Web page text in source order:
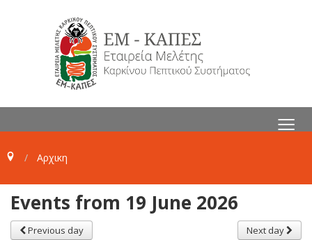
≡
Αρχικη
Events from 19 June 2026
Previous day Next day